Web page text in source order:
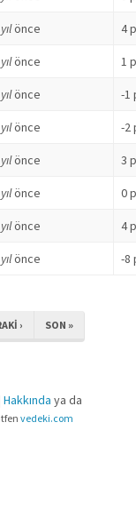
önce 4
önce 1
önce -1
önce -2
önce 3
önce 0
önce 4
önce -8
› SON »
Hakkında ya da
vedeki.com